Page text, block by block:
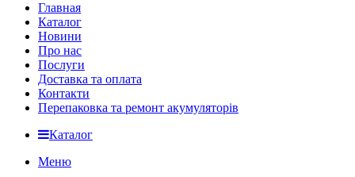
Главная
Каталог
Новини
Про нас
Послуги
Доставка та оплата
Контакти
Перепаковка та ремонт акумуляторів
Каталог
Меню